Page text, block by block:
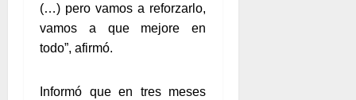
(…) pero vamos a reforzarlo,
vamos a que mejore en
todo”, afirmó.
Informó que en tres meses